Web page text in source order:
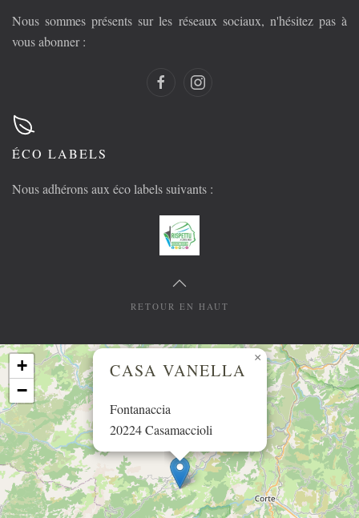
Nous sommes présents sur les réseaux sociaux, n'hésitez pas à
vous abonner :
ÉCO LABELS
Nous adhérons aux éco labels suivants :
RETOUR EN HAUT
CASA VANELLA
Fontanaccia
20224 Casamaccioli
×
+
−